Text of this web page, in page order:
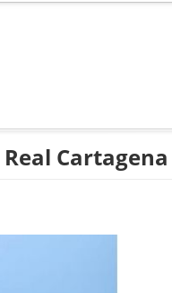
Cartagena